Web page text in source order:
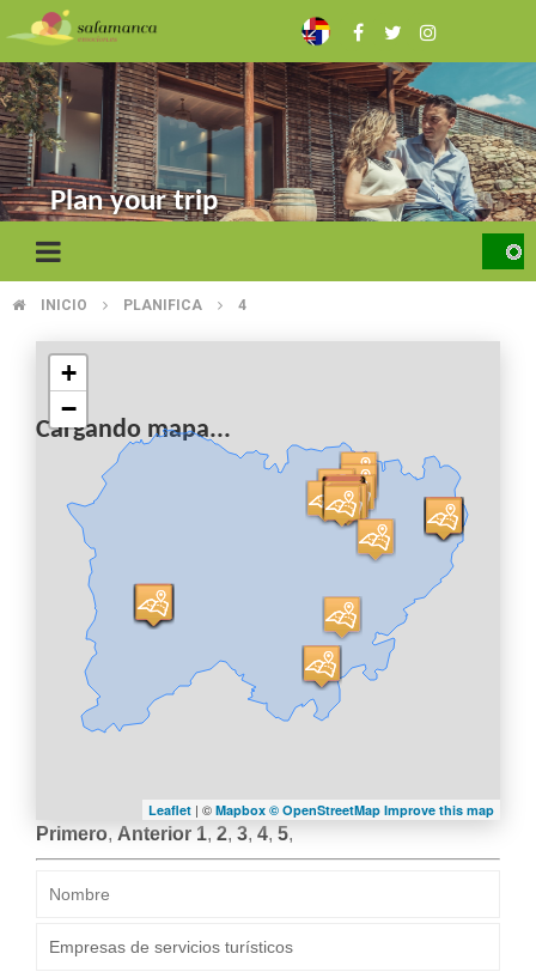
to
main
content
Plan your trip
BREADCRUMB
INICIO PLANIFICA 4
Cargando mapa...
+
−
Leaflet | © Mapbox © OpenStreetMap Improve this map
Primero, Anterior 1, 2, 3, 4, 5,